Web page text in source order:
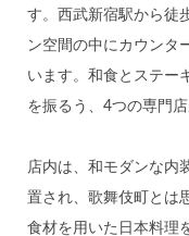
す。西武新宿駅から徒
ン空間の中にカウンタ
います。和食とステー
を振るう、4つの専門
店内は、和モダンな内
置され、歌舞伎町とは
食材を用いた日本料理